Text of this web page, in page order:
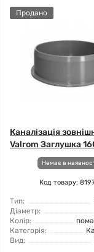
Продано
Каналізація
Valrom Заглушка
Немає в
Код товару:
Тип:
Діаметр:
Колір:
Категорія:
Вид: